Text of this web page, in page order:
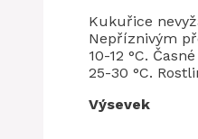
Kukuřice
Nepříznivým
10-12 °C.
25-30 °C.
Výsevek